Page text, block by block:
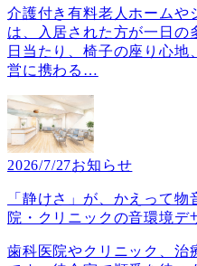
介護付き有料老人ホームや
は、入居された方が一日の
日当たり、椅子の座り心地
営に携わる …
2026/7/27お知らせ
「静けさ」が、かえって
院・クリニックの音環境デ
歯科医院やクリニック、治